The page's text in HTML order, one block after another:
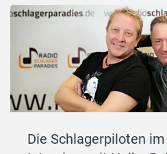
Die Schlagerpiloten